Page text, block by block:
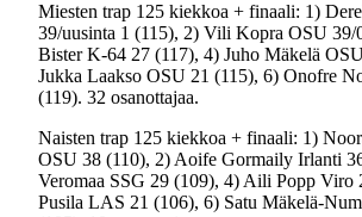
Miesten trap 125 kiekkoa + finaali: 1)
39/uusinta 1 (115), 2) Vili Kopra OSU 39/
Bister K-64 27 (117), 4) Juho Mäkelä
Jukka Laakso OSU 21 (115), 6) Onofre
(119). 32 osanottajaa.
Naisten trap 125 kiekkoa + finaali: 1)
OSU 38 (110), 2) Aoife Gormaily Irlanti
Veromaa SSG 29 (109), 4) Aili Popp Viro
Pusila LAS 21 (106), 6) Satu Mäkelä-